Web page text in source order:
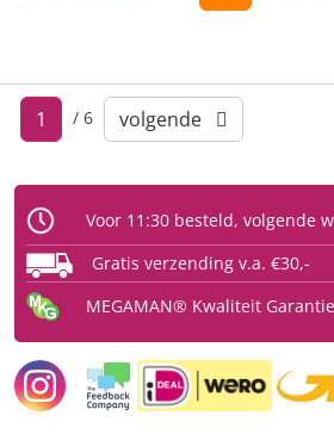
1 / 6 volgende
Voor 11:30 besteld, volgende
Gratis verzending v.a. €30,-
MEGAMAN® Kwaliteit Garantie